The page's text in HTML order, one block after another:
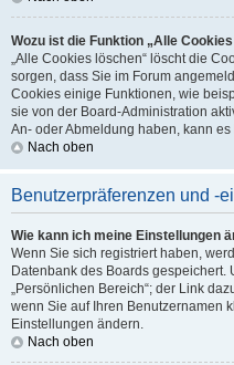
Wozu ist die Funktion „Alle
„Alle Cookies löschen“ löscht die
sorgen, dass Sie im Forum
Cookies einige Funktionen, wie
sie von der Board-Administration
An- oder Abmeldung haben, kann
Nach oben
Benutzerpräferenzen und -
Wie kann ich meine Einstellungen
Wenn Sie sich registriert haben,
Datenbank des Boards
„Persönlichen Bereich“; der Link
wenn Sie auf Ihren Benutzernamen
Einstellungen ändern.
Nach oben